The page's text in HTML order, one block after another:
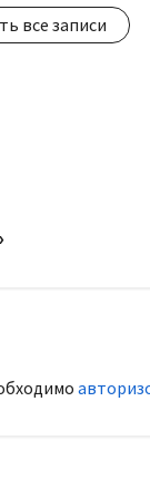
все записи